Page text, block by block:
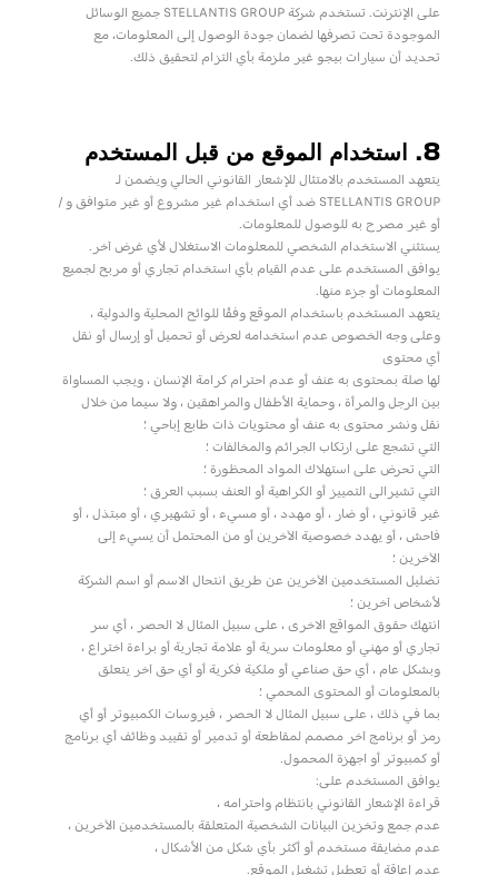
على الإنترنت. تستخدم شركة STELLANTIS GROUP جميع الوسائل
الموجودة تحت تصرفها لضمان جودة الوصول إلى المعلومات، مع
تحديد أن سيارات بيجو غير ملزمة بأي التزام لتحقيق ذلك.
8. استخدام الموقع من قبل المستخدم
يتعهد المستخدم بالامتثال للإشعار القانوني الحالي ويضمن لـ
STELLANTIS GROUP ضد أي استخدام غير مشروع أو غير متوافق و /
أو غير مصرح به للوصول للمعلومات.
يستثني الاستخدام الشخصي للمعلومات الاستغلال لأي غرض آخر.
يوافق المستخدم على عدم القيام بأي استخدام تجاري أو مربح لجميع
المعلومات أو جزء منها.
يتعهد المستخدم باستخدام الموقع وفقًا للوائح المحلية والدولية ،
وعلى وجه الخصوص عدم استخدامه لعرض أو تحميل أو إرسال أو نقل
أي محتوى
لها صلة بمحتوى به عنف أو عدم احترام كرامة الإنسان ، ويجب المساواة
بين الرجل والمرأة ، وحماية الأطفال والمراهقين ، ولا سيما من خلال
نقل ونشر محتوى به عنف أو محتويات ذات طابع إباحي ؛
التي تشجع على ارتكاب الجرائم والمخالفات ؛
التي تحرض على استهلاك المواد المحظورة ؛
التي تشيرالى التمييز أو الكراهية أو العنف بسبب العرق ؛
غير قانوني ، أو ضار ، أو مهدد ، أو مسيء ، أو تشهيري ، أو مبتذل ، أو
فاحش ، أو يهدد خصوصية الآخرين أو من المحتمل أن يسيء إلى
الآخرين ؛
تضليل المستخدمين الآخرين عن طريق انتحال الاسم أو اسم الشركة
لأشخاص آخرين ؛
انتهك حقوق المواقع الاخرى ، على سبيل المثال لا الحصر ، أي سر
تجاري أو مهني أو معلومات سرية أو علامة تجارية أو براءة اختراع ،
وبشكل عام ، أي حق صناعي أو ملكية فكرية أو أي حق آخر يتعلق
بالمعلومات أو المحتوى المحمي ؛
بما في ذلك ، على سبيل المثال لا الحصر ، فيروسات الكمبيوتر أو أي
رمز أو برنامج آخر مصمم لمقاطعة أو تدمير أو تقييد وظائف أي برنامج
أو كمبيوتر أو اجهزة المحمول.
يوافق المستخدم على:
قراءة الإشعار القانوني بانتظام واحترامه ،
عدم جمع وتخزين البيانات الشخصية المتعلقة بالمستخدمين الآخرين ،
عدم مضايقة مستخدم أو أكثر بأي شكل من الأشكال ،
عدم إعاقة أو تعطيل تشغيل الموقع.